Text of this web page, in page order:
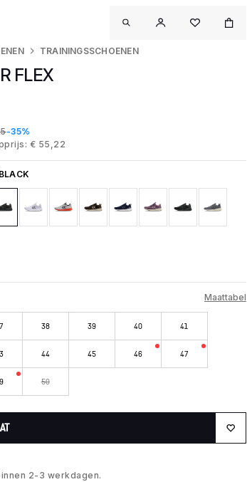
TRAININGSSCHOENEN
FLEX
-35%
€ 55,22
Maattabel
38 39 40 41
44 45 46 47
50
2-3 werkdagen.